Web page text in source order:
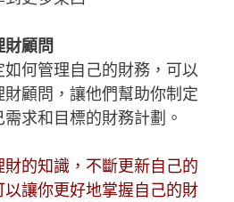
財顧問
何管理自己的財務，可以
顧問，讓他們幫助你制定
求和目標的財務計劃。
的知識，不斷更新自己的
讓你更好地掌握自己的財